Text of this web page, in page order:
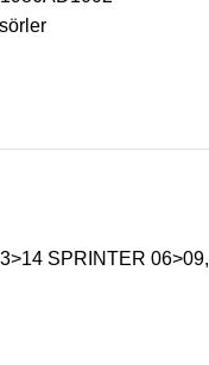
SPRINTER